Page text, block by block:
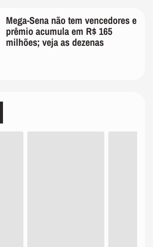
Mega-Sena não tem vencedores e
prêmio acumula em R$ 165
milhões; veja as dezenas